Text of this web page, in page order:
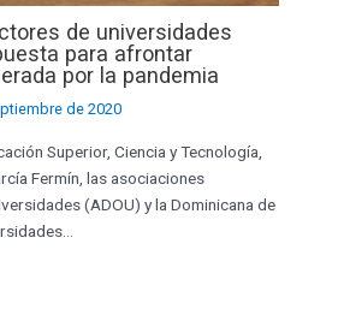
de universidades
para afrontar
por la pandemia
de 2020
Superior, Ciencia y Tecnología,
Fermín, las asociaciones
(ADOU) y la Dominicana de